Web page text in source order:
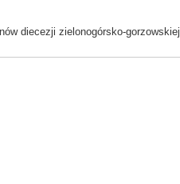
diecezji zielonogórsko-gorzowskiej